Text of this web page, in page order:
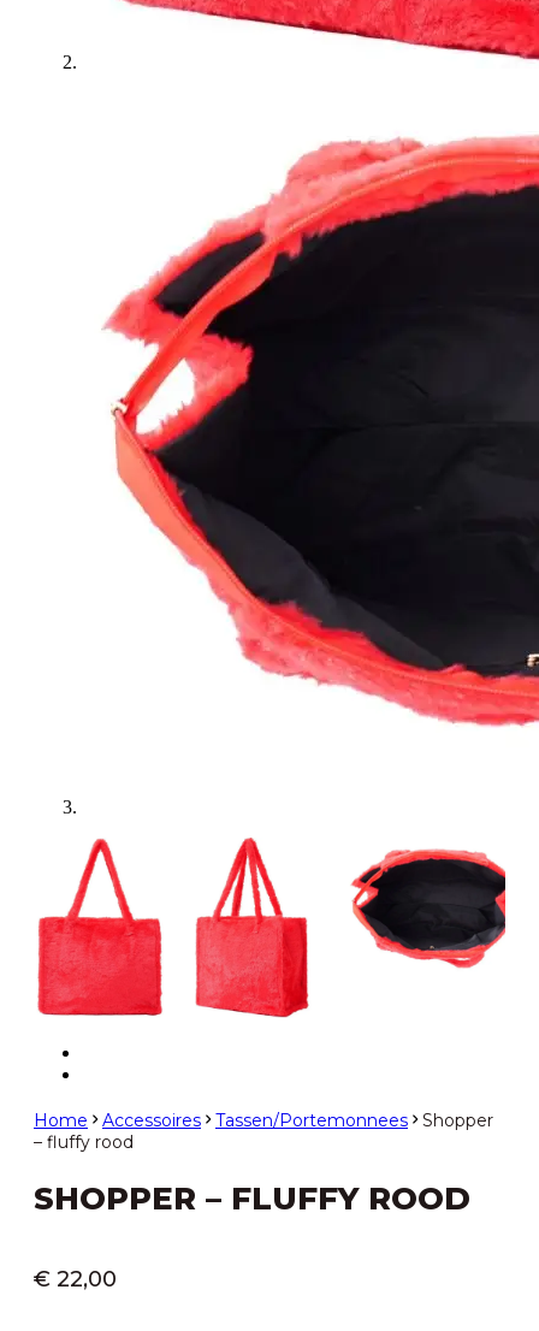
Home Accessoires Tassen/Portemonnees
Shopper
– fluffy rood
SHOPPER – FLUFFY ROOD
€ 22,00